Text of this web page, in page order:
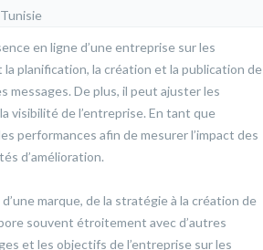
en ligne d’une entreprise sur les
planification, la création et la publication de
messages. De plus, il peut ajuster les
visibilité de l’entreprise. En tant que
performances afin de mesurer l’impact des
d’amélioration.
marque, de la stratégie à la création de
souvent étroitement avec d’autres
et les objectifs de l’entreprise sur les